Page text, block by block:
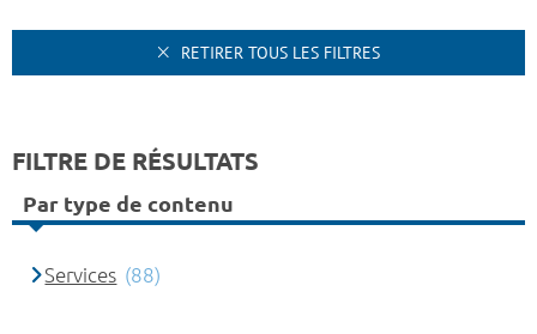
RETIRER TOUS LES FILTRES
FILTRE DE RÉSULTATS
Par type de contenu
Services (88)